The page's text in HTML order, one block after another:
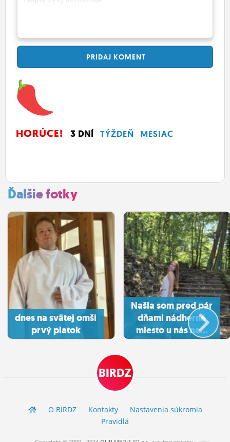
PRIDAJ KOMENT
HORÚCE! 3 DNÍ TÝŽDEŇ MESIAC
Ďalšie fotky
dnes na svätej omši
prvý piatok
Našla som pred pár
dňami nádherné
miesto u nás na...
BIRDZ
O BIRDZ Kontakty
Nastavenia súkromia
Pravidlá